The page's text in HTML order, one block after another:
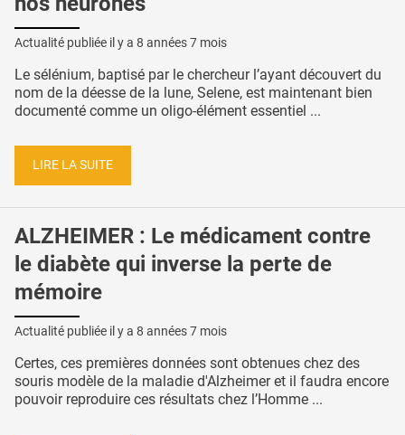
Actualité publiée il y a 8 années 7 mois
Le sélénium, baptisé par le chercheur l’ayant découvert du
nom de la déesse de la lune, Selene, est maintenant bien
documenté comme un oligo-élément essentiel ...
LIRE LA SUITE
ALZHEIMER : Le médicament contre
le diabète qui inverse la perte de
mémoire
Actualité publiée il y a 8 années 7 mois
Certes, ces premières données sont obtenues chez des
souris modèle de la maladie d'Alzheimer et il faudra encore
pouvoir reproduire ces résultats chez l’Homme ...